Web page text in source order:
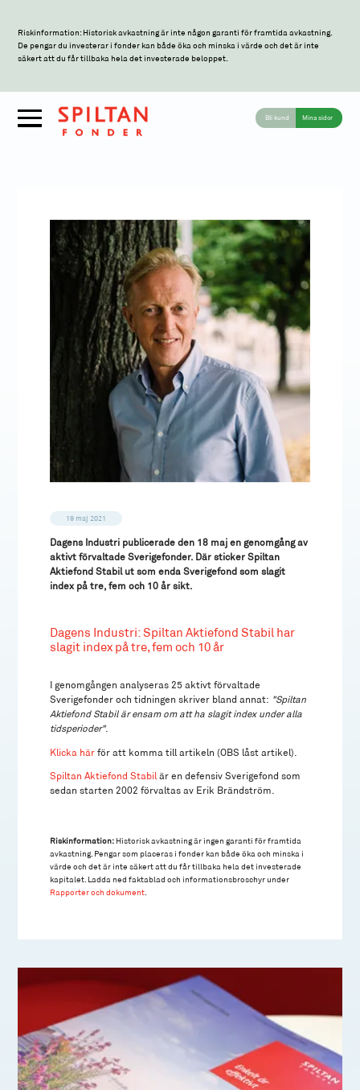
Riskinformation: Historisk avkastning är inte någon garanti för framtida avkastning.
De pengar du investerar i fonder kan både öka och minska i värde och det är inte
säkert att du får tillbaka hela det investerade beloppet.
Bli kund Mina sidor
19 maj 2021
Dagens Industri publicerade den 18 maj en genomgång av
aktivt förvaltade Sverigefonder. Där sticker Spiltan
Aktiefond Stabil ut som enda Sverigefond som slagit
index på tre, fem och 10 år sikt.
Dagens Industri: Spiltan Aktiefond Stabil har
slagit index på tre, fem och 10 år
I genomgången analyseras 25 aktivt förvaltade
Sverigefonder och tidningen skriver bland annat: "Spiltan
Aktiefond Stabil är ensam om att ha slagit index under alla
tidsperioder".
Klicka här för att komma till artikeln (OBS låst artikel).
Spiltan Aktiefond Stabil är en defensiv Sverigefond som
sedan starten 2002 förvaltas av Erik Brändström.
Riskinformation: Historisk avkastning är ingen garanti för framtida
avkastning. Pengar som placeras i fonder kan både öka och minska i
värde och det är inte säkert att du får tillbaka hela det investerade
kapitalet. Ladda ned faktablad och informationsbroschyr under
Rapporter och dokument.